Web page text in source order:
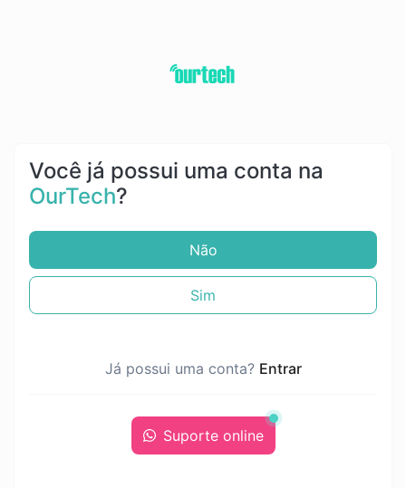
Você já possui uma conta na
OurTech?
Não
Sim
Já possui uma conta? Entrar
Suporte online